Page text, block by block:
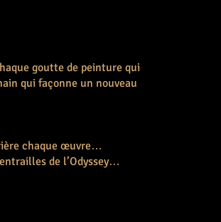
goutte de peinture qui
qui façonne un nouveau
chaque œuvre…
de l’Odyssey…